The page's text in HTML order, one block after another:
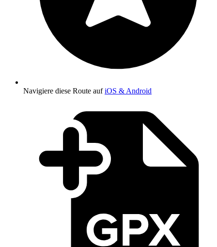
Navigiere diese Route aufiOS & Android